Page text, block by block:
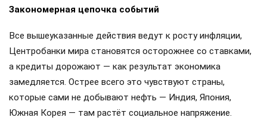
Закономерная цепочка событий
Все вышеуказанные действия ведут к росту инфляции,
Центробанки мира становятся осторожнее со ставками,
а кредиты дорожают — как результат экономика
замедляется. Острее всего это чувствуют страны,
которые сами не добывают нефть — Индия, Япония,
Южная Корея — там растёт социальное напряжение.